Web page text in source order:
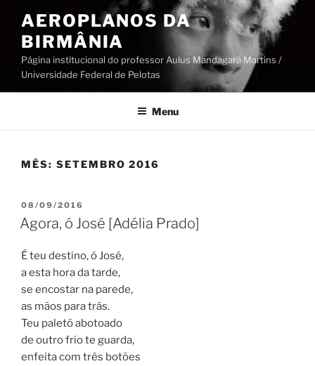
conteúdo
AEROPLANOS DA
BIRMÂNIA
Página institucional do professor Aulus Mandagará Martins /
Universidade Federal de Pelotas
Menu
MÊS: SETEMBRO 2016
PUBLICADO
EM
08/09/2016
Agora, ó José [Adélia Prado]
É teu destino, ó José,
a esta hora da tarde,
se encostar na parede,
as mãos para trás.
Teu paletó abotoado
de outro frio te guarda,
enfeita com três botões